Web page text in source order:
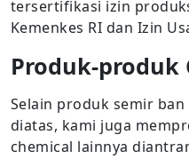
tersertifikasi izin
Kemenkes RI dan Izin
Produk-produk
Selain produk semir
diatas, kami juga
chemical lainnya